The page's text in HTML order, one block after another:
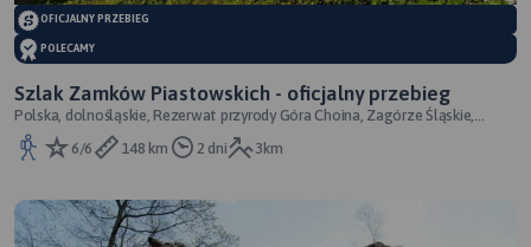
OFICJALNY PRZEBIEG
POLECAMY
Szlak Zamków Piastowskich - oficjalny przebieg
Polska, dolnośląskie, Rezerwat przyrody Góra Choina, Zagórze Śląskie,
powiat wałbrzyski
6/6
148 km 2 dni 3km